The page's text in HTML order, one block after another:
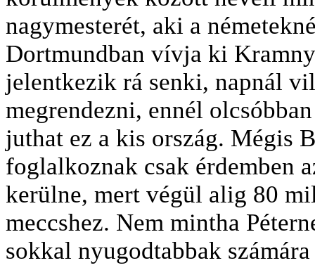
nagymesterét, aki a
Dortmundban vívja ki
jelentkezik rá senki, napnál
megrendezni, ennél
juthat ez a kis ország. Mégis
foglalkoznak csak érdemben
kerülne, mert végül alig 80
meccshez. Nem mintha
sokkal nyugodtabbak